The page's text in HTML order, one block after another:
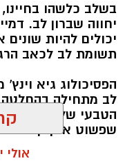
בשלב כלשהו
יחווה שברון לב.
יכולים להיות שונים
תשומת לב לכאב
הפסיכולוג גיא
לב מתחילה
הטבעי שלנו
שפשוט אינן
שיעזור לנו,
אולי